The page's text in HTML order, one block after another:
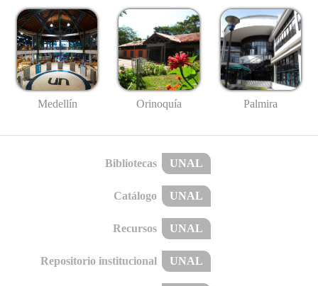
Medellín Orinoquía Palmira
Bibliotecas UNAL
Catálogo UNAL
Recursos UNAL
Repositorio institucional UNAL